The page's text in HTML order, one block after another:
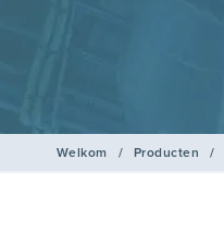
Welkom / Producten /